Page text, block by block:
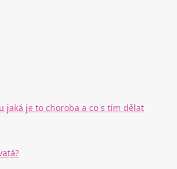
jaká je to choroba a co s tím dělat